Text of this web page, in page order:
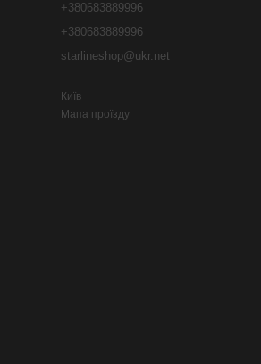
+380683889996
+380683889996
starlineshop@ukr.net
Київ
Мапа проїзду